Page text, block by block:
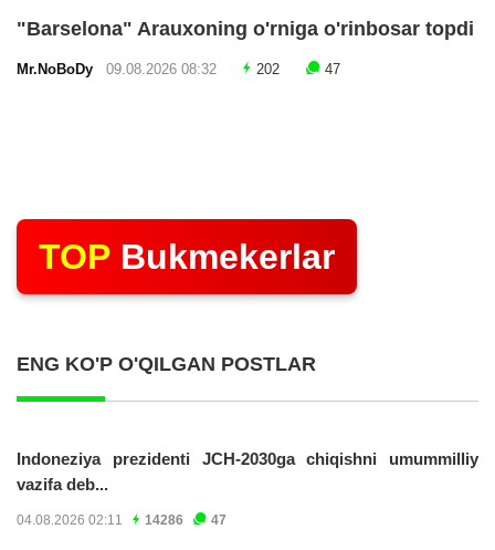
"Barselona" Arauxoning o'rniga o'rinbosar topdi
Mr.NoBoDy 09.08.2026 08:32 202 47
TOP Bukmekerlar
ENG KO'P O'QILGAN POSTLAR
Indoneziya prezidenti JCH-2030ga chiqishni umummilliy
vazifa deb...
04.08.2026 02:11 14286 47